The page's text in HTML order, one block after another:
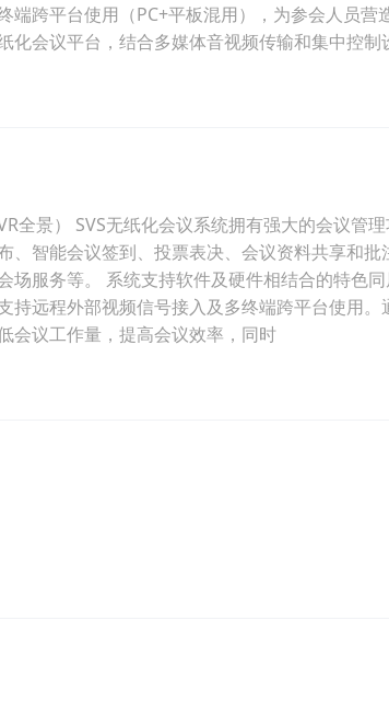
端跨平台使用（PC+平板混用），为参会人员营
化会议平台，结合多媒体音视频传输和集中控制
全景） SVS无纸化会议系统拥有强大的会议管
智能会议签到、投票表决、会议资料共享和批
场服务等。 系统支持软件及硬件相结合的特色
持远程外部视频信号接入及多终端跨平台使用。
会议工作量，提高会议效率，同时